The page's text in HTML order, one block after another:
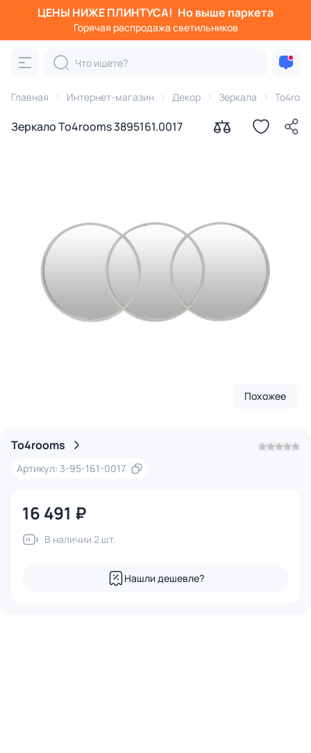
ЦЕНЫ НИЖЕ ПЛИНТУСА! Но выше паркета
Горячая распродажа светильников
Главная Интернет-магазин Декор Зеркала
Зеркало To4rooms 3895161.0017
Похожее
To4rooms
Артикул: 3-95-161-0017
16 491 ₽
В наличии 2 шт.
Нашли дешевле?